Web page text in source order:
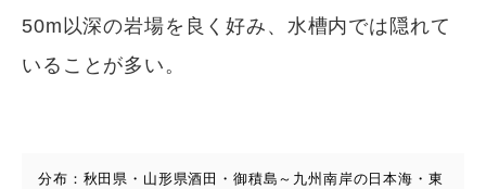
50m以深の岩場を良く好み、水槽内では隠れて
いることが多い。
分布：秋田県・山形県酒田・御積島～九州南岸の日本海・東